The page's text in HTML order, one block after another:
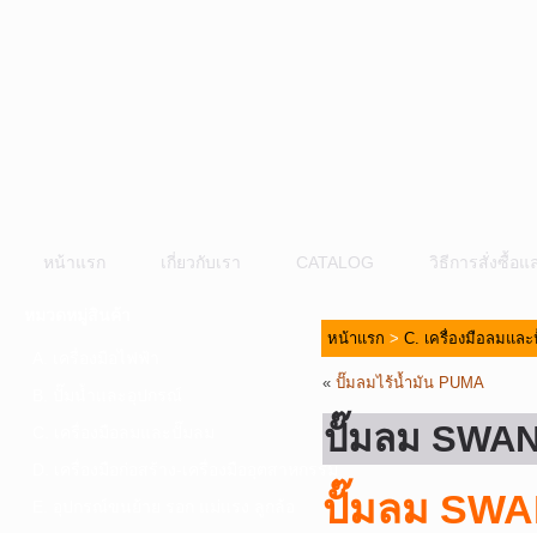
หน้าแรก เกี่ยวกับเรา CATALOG วิธีการสั่งซื้อแ
D. เครื่องมือก่อสร้าง-เครื่องมืออุตสาหกรรม
หน้าแรก > C. เครื่องมือลมแล
« ปั๊มลมไร้น้ำมัน PUMA
ปั๊มลม
ปั๊มลม